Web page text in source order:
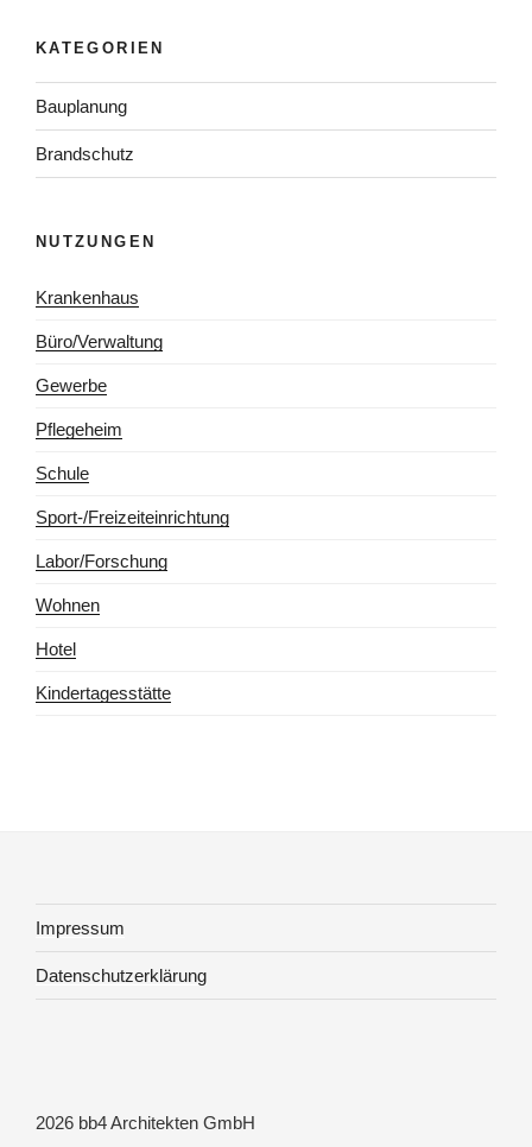
KATEGORIEN
Bauplanung
Brandschutz
NUTZUNGEN
Krankenhaus
Büro/Verwaltung
Gewerbe
Pflegeheim
Schule
Sport-/Freizeiteinrichtung
Labor/Forschung
Wohnen
Hotel
Kindertagesstätte
Impressum
Datenschutzerklärung
2026 bb4 Architekten GmbH